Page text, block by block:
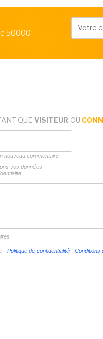
50000
QUE VISITEUR OU
nouveau commentaire
vos données
- Politique de confidentialité - Conditions